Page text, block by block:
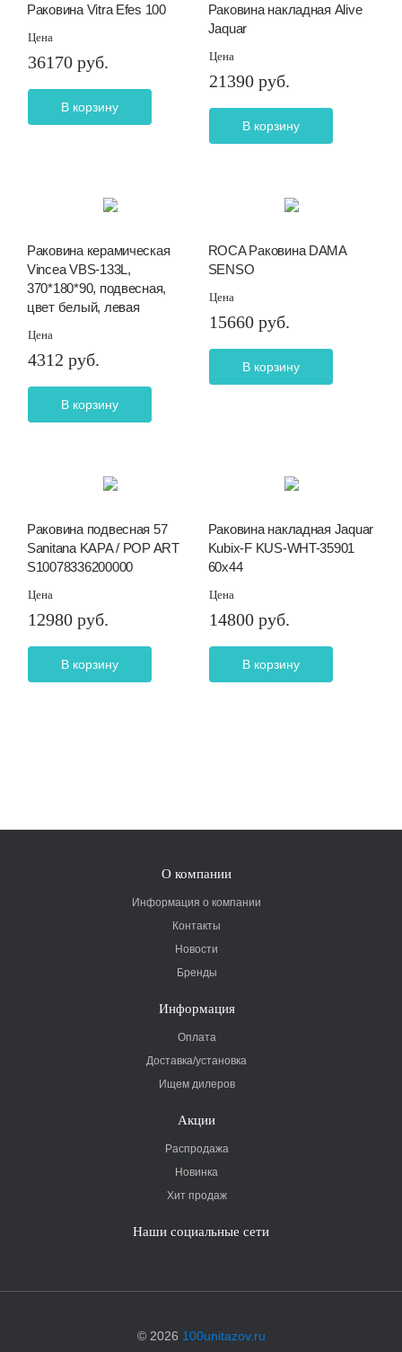
Раковина Vitra Efes 100
Цена
36170 руб.
В корзину
Раковина накладная Alive
Jaquar
Цена
21390 руб.
В корзину
Раковина керамическая
Vincea VBS-133L,
370*180*90, подвесная,
цвет белый, левая
Цена
4312 руб.
В корзину
ROCA Раковина DAMA
SENSO
Цена
15660 руб.
В корзину
Раковина подвесная 57
Sanitana KAPA / POP ART
S10078336200000
Цена
12980 руб.
В корзину
Раковина накладная Jaquar
Kubix-F KUS-WHT-35901
60х44
Цена
14800 руб.
В корзину
О компании
Информация о компании
Контакты
Новости
Бренды
Информация
Оплата
Доставка/установка
Ищем дилеров
Акции
Распродажа
Новинка
Хит продаж
Наши социальные сети
© 2026 100unitazov.ru